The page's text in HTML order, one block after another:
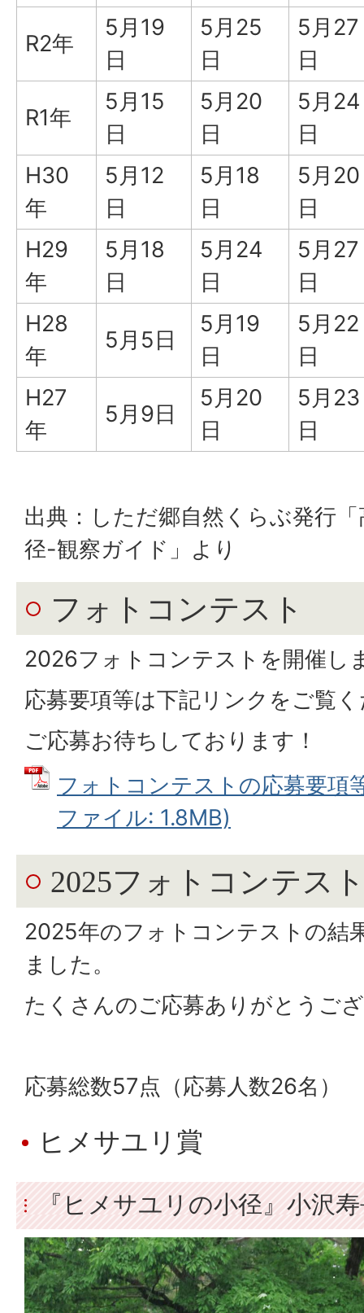
R2年
5月19
日
5月25
日
5月27
日
R1年
5月15
日
5月20
日
5月24
日
H30
年
5月12
日
5月18
日
5月20
日
H29
年
5月18
日
5月24
日
5月27
日
H28
年
5月5日
5月19
日
5月22
日
H27
年
5月9日
5月20
日
5月23
日
出典：しただ郷自然くらぶ発行
径-観察ガイド」より
フォトコンテスト
2026フォトコンテストを開催し
応募要項等は下記リンクをご覧
ご応募お待ちしております！
フォトコンテストの応募要項
ファイル: 1.8MB)
2025フォトコンテス
2025年のフォトコンテストの結
ました。
たくさんのご応募ありがとうご
応募総数57点（応募人数26名）
ヒメサユリ賞
『ヒメサユリの小径』小沢